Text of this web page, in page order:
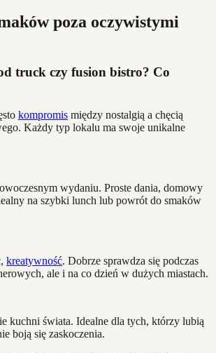
poza oczywistymi
truck czy fusion bistro? Co
kompromis między nostalgią a chęcią
Każdy typ lokalu ma swoje unikalne
wydaniu. Proste dania, domowy
na szybki lunch lub powrót do smaków
kreatywność. Dobrze sprawdza się podczas
ale i na co dzień w dużych miastach.
kuchni świata. Idealne dla tych, którzy lubią
boją się zaskoczenia.